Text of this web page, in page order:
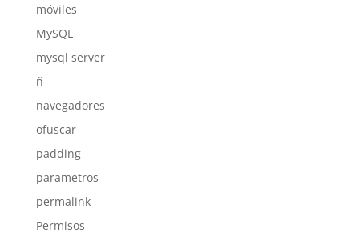
móviles
MySQL
mysql server
ñ
navegadores
ofuscar
padding
parametros
permalink
Permisos